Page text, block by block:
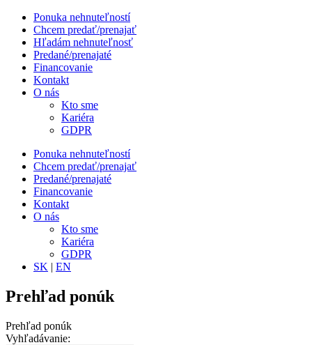
Ponuka nehnuteľností
Chcem predať/prenajať
Hľadám nehnuteľnosť
Predané/prenajaté
Financovanie
Kontakt
O nás
Kto sme
Kariéra
GDPR
Ponuka nehnuteľností
Chcem predať/prenajať
Predané/prenajaté
Financovanie
Kontakt
O nás
Kto sme
Kariéra
GDPR
SK | EN
Prehľad ponúk
Prehľad ponúk
Vyhľadávanie: